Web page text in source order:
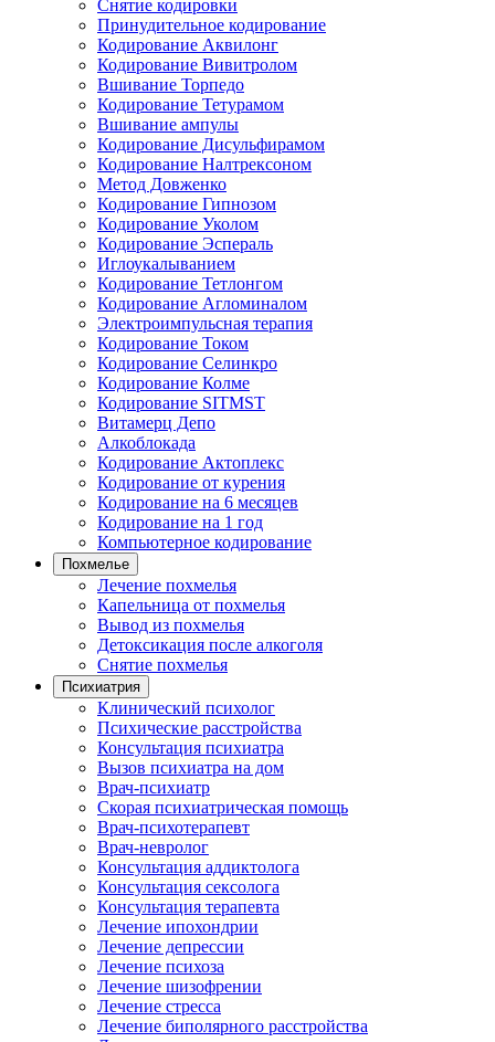
Снятие кодировки
Принудительное кодирование
Кодирование Аквилонг
Кодирование Вивитролом
Вшивание Торпедо
Кодирование Тетурамом
Вшивание ампулы
Кодирование Дисульфирамом
Кодирование Налтрексоном
Метод Довженко
Кодирование Гипнозом
Кодирование Уколом
Кодирование Эспераль
Иглоукалыванием
Кодирование Тетлонгом
Кодирование Агломиналом
Электроимпульсная терапия
Кодирование Током
Кодирование Селинкро
Кодирование Колме
Кодирование SITMST
Витамерц Депо
Алкоблокада
Кодирование Актоплекс
Кодирование от курения
Кодирование на 6 месяцев
Кодирование на 1 год
Компьютерное кодирование
Похмелье
Лечение похмелья
Капельница от похмелья
Вывод из похмелья
Детоксикация после алкоголя
Снятие похмелья
Психиатрия
Клинический психолог
Психические расстройства
Консультация психиатра
Вызов психиатра на дом
Врач-психиатр
Скорая психиатрическая помощь
Врач-психотерапевт
Врач-невролог
Консультация аддиктолога
Консультация сексолога
Консультация терапевта
Лечение ипохондрии
Лечение депрессии
Лечение психоза
Лечение шизофрении
Лечение стресса
Лечение биполярного расстройства